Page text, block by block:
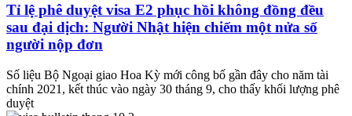
Tỉ lệ phê duyệt visa E2 phục hồi không đồng đều
sau đại dịch: Người Nhật hiện chiếm một nửa số
người nộp đơn
Số liệu Bộ Ngoại giao Hoa Kỳ mới công bố gần đây cho năm tài
chính 2021, kết thúc vào ngày 30 tháng 9, cho thấy khối lượng phê
duyệt